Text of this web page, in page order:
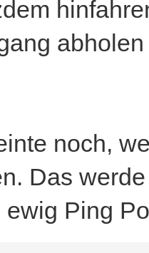
noch,
Das
Ping